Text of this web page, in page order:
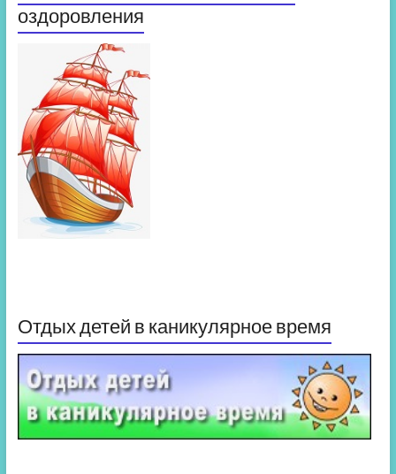
оздоровления
Отдых детей в каникулярное время